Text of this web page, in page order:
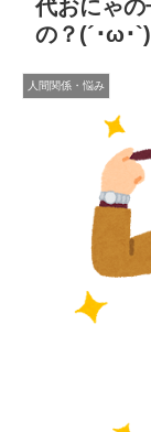
代おにゃ
の？(´･ω･`)
人間関係・悩み